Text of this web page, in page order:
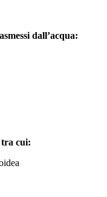
dall’acqua:
cui: